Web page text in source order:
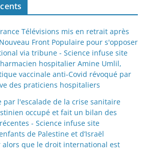
Télévisions mis en retrait après
Front Populaire pour s'opposer
via tribune - Science infuse site
hospitalier Amine Umlil,
vaccinale anti-Covid révoqué par
des praticiens hospitaliers
par l'escalade de la crise sanitaire
occupé et fait un bilan des
- Science infuse site
de Palestine et d’Israël
que le droit international est